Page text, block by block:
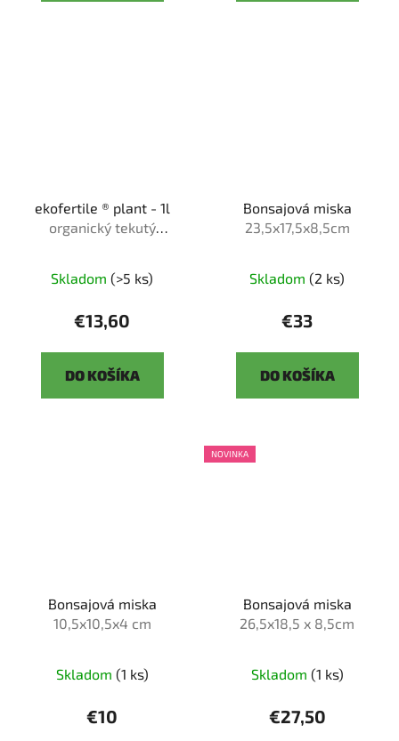
ekofertile ® plant - 1l
organický tekutý
Skladom (>5 ks)
€13,60
DO KOŠÍKA
Bonsajová miska
23,5x17,5x8,5cm
Skladom (2 ks)
€33
DO KOŠÍKA
Bonsajová miska
10,5x10,5x4 cm
Skladom (1 ks)
€10
NOVINKA
Bonsajová miska
26,5x18,5 x 8,5cm
Skladom (1 ks)
€27,50